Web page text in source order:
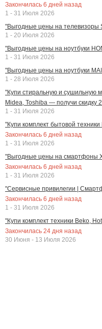
Закончилась 6 дней назад
1 - 31 Июля 2026
"Выгодные цены на телевизоры
1 - 20 Июля 2026
"Выгодные цены на ноутбуки
1 - 31 Июля 2026
"Выгодные цены на ноутбуки
1 - 28 Июля 2026
"Купи стиральную и сушильную
Midea, Toshiba — получи скидку
1 - 31 Июля 2026
"Купи комплект бытовой техники
Закончилась 6 дней назад
1 - 31 Июля 2026
"Выгодные цены на смартфоны
Закончилась 6 дней назад
1 - 31 Июля 2026
"Сервисные привилегии |
Закончилась 6 дней назад
1 - 31 Июля 2026
"Купи комплект техники Beko,
Закончилась 24 дня назад
30 Июня - 13 Июля 2026